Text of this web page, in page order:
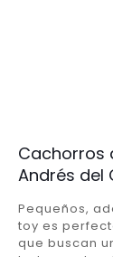
Cachorros
Andrés del
Pequeños,
toy es
que buscan